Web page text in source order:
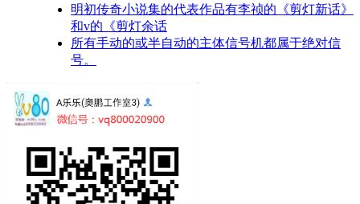
明初传奇小说集的代表作品有李祯的《剪灯新话》
和v的《剪灯余话
所有手动的或半自动的主体信号机都属于绝对信
号。